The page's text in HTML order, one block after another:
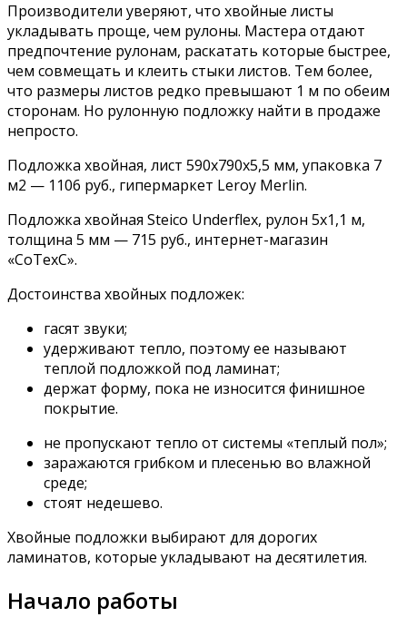
Производители уверяют, что хвойные листы
укладывать проще, чем рулоны. Мастера отдают
предпочтение рулонам, раскатать которые быстрее,
чем совмещать и клеить стыки листов. Тем более,
что размеры листов редко превышают 1 м по обеим
сторонам. Но рулонную подложку найти в продаже
непросто.
Подложка хвойная, лист 590х790х5,5 мм, упаковка 7
м2 — 1106 руб., гипермаркет Leroy Merlin.
Подложка хвойная Steico Underflex, рулон 5х1,1 м,
толщина 5 мм — 715 руб., интернет-магазин
«СоТехС».
Достоинства хвойных подложек:
гасят звуки;
удерживают тепло, поэтому ее называют
теплой подложкой под ламинат;
держат форму, пока не износится финишное
покрытие.
не пропускают тепло от системы «теплый пол»;
заражаются грибком и плесенью во влажной
среде;
стоят недешево.
Хвойные подложки выбирают для дорогих
ламинатов, которые укладывают на десятилетия.
Начало работы